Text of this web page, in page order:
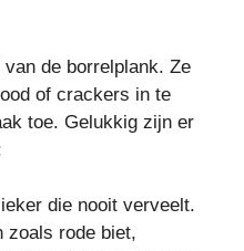
de borrelplank. Ze
of crackers in te
toe. Gelukkig zijn er
die nooit verveelt.
zoals rode biet,